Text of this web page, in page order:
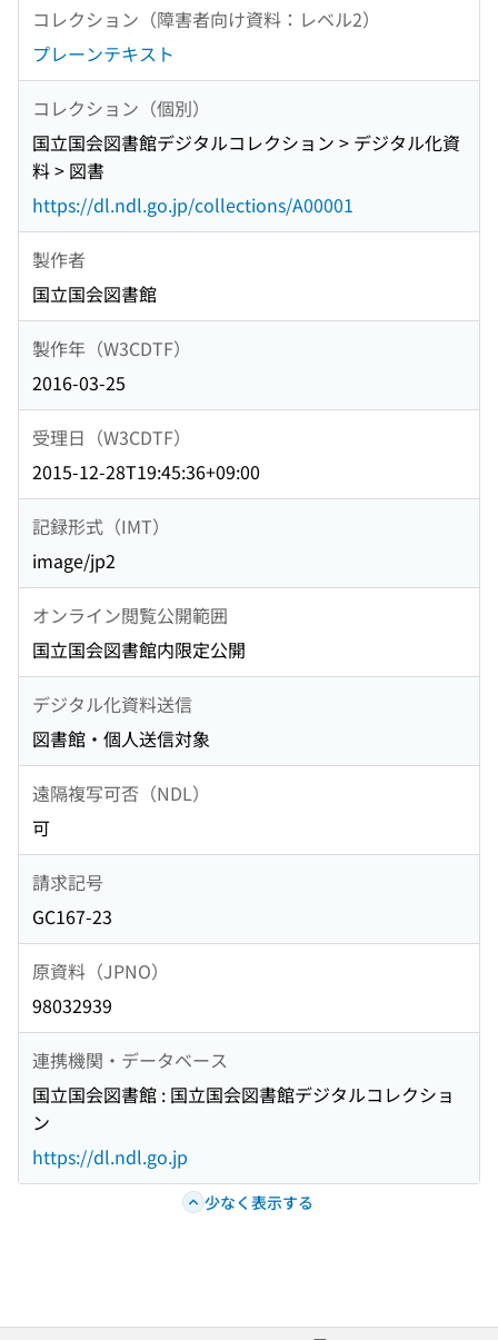
コレクション（障害者向け資料：レベル2）
プレーンテキスト
コレクション（個別）
国立国会図書館デジタルコレクション > デジタル化資
料 > 図書
https://dl.ndl.go.jp/collections/A00001
製作者
国立国会図書館
製作年（W3CDTF）
2016-03-25
受理日（W3CDTF）
2015-12-28T19:45:36+09:00
記録形式（IMT）
image/jp2
オンライン閲覧公開範囲
国立国会図書館内限定公開
デジタル化資料送信
図書館・個人送信対象
遠隔複写可否（NDL）
可
請求記号
GC167-23
原資料（JPNO）
98032939
連携機関・データベース
国立国会図書館 : 国立国会図書館デジタルコレクショ
ン
https://dl.ndl.go.jp
少なく表示する